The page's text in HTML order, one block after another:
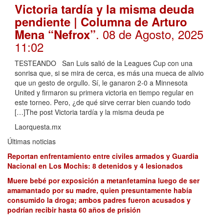
Victoria tardía y la misma deuda
pendiente | Columna de Arturo
Mena “Nefrox”. 08 de Agosto, 2025
11:02
TESTEANDO San Luis salió de la Leagues Cup con una
sonrisa que, si se mira de cerca, es más una mueca de alivio
que un gesto de orgullo. Sí, le ganaron 2-0 a Minnesota
United y firmaron su primera victoria en tiempo regular en
este torneo. Pero, ¿de qué sirve cerrar bien cuando todo
[…]The post Victoria tardía y la misma deuda pe
Laorquesta.mx
Últimas noticias
Reportan enfrentamiento entre civiles armados y Guardia
Nacional en Los Mochis: 8 detenidos y 4 lesionados
Muere bebé por exposición a metanfetamina luego de ser
amamantado por su madre, quien presuntamente había
consumido la droga; ambos padres fueron acusados y
podrían recibir hasta 60 años de prisión